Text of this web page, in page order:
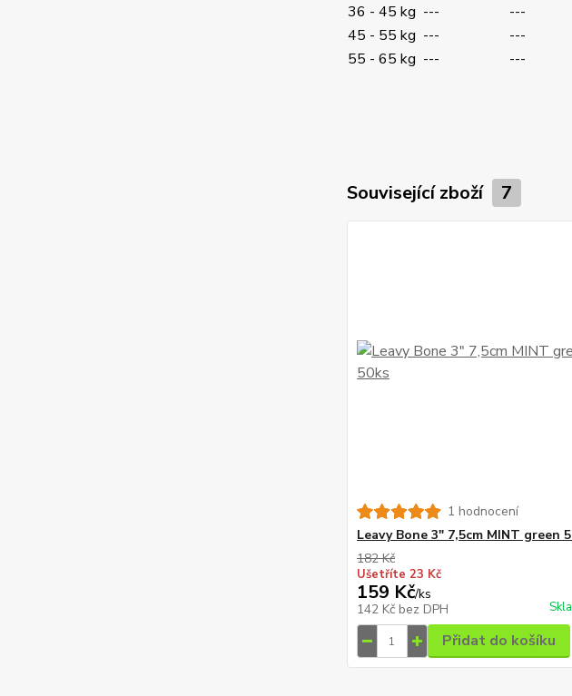
36 - 45 kg --- ---
45 - 55 kg --- ---
55 - 65 kg --- ---
Související zboží 7
1 hodnocení
Leavy Bone 3" 7,5cm MINT green
182 Kč
Ušetříte 23 Kč
159 Kč/ks
142 Kč bez DPH
Přidat do košíku